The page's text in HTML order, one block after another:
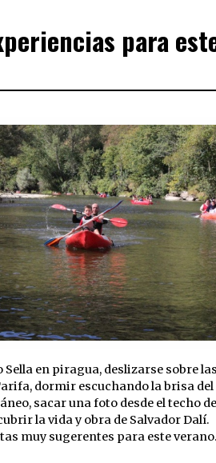
para
Sella en piragua, deslizarse sobre las
dormir escuchando la brisa del
sacar una foto desde el techo
la vida y obra de Salvador Dalí.
muy sugerentes para este verano.